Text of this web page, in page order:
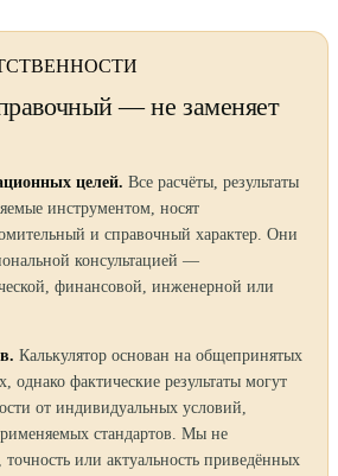
— не заменяет
целей. Все расчёты, результаты
инструментом, носят
и справочный характер. Они
консультацией —
финансовой, инженерной или
Калькулятор основан на общепринятых
однако фактические результаты могут
от индивидуальных условий,
стандартов. Мы не
или актуальность приведённых